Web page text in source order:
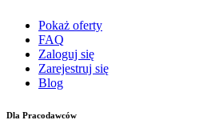
Pokaż oferty
FAQ
Zaloguj się
Zarejestruj się
Blog
Dla Pracodawców